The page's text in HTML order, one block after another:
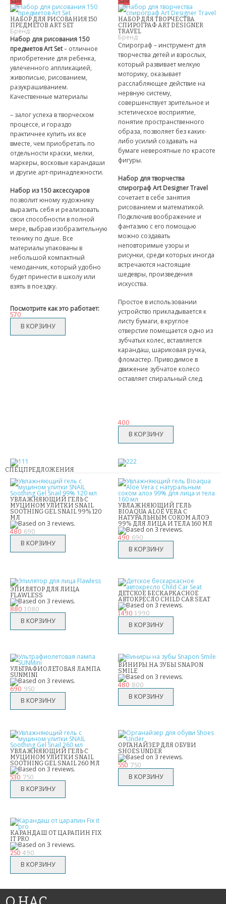
ОХЛАЖДАЮЩИЕ СТАКАНЫ
ШЛАНГИ XHOSE
БУТЫЛКИ ДЛЯ ВОДЫ
ЛАНЧ БОКСЫ ДЛЯ ЕДЫ
ДОЗАТОРЫ
ШЕЙКЕРЫ
КОНДИЦИОНЕРЫ И ВЕНТИЛЯТОРЫ
АВТОАКСЕССУАРЫ
АВТОЭЛЕКТРОНИКА
ВИДЕОРЕГИСТРАТОРЫ
АНТИБЛИКОВЫЕ ОЧКИ
АНТИДОЖДЬ
ДЕРЖАТЕЛИ ДЛЯ ТЕЛЕФОНОВ
СПОРТИВНЫЕ ТОВАРЫ
ТОВАРЫ ДЛЯ ТУРИЗМА
НАДУВНОЙ ДИВАН ЛАМЗАК
НАДУВНЫЕ МАТРАСЫ И КРУГИ
ГАДЖЕТЫ
ДЕТСКИЕ ЧАСЫ С GPS
УМНЫЕ ЧАСЫ SMART WATCH
POWER BANK (ПОВЕР БАНК)
МИНИ КАМЕРЫ
АКСЕССУАРЫ ДЛЯ ТЕЛЕФОНОВ
ПОРТАТИВНЫЕ КОЛОНКИ
ТВ ПРИСТАВКИ
КАРАОКЕ МИКРОФОНЫ
КОЖГАЛАНТЕРЕЯ
ДЛЯ МУЖЧИН
ДЛЯ ДЕВУШЕК
НЕОБЫЧНЫЕ ТОВАРЫ!!!
ТОВАРЫ ДЛЯ ДЕТЕЙ
ПОДАРКИ И СУВЕНИРЫ
ПОДАРКИ ДЛЯ ДЕВУШЕК
НАБОР ДЛЯ РИСОВАНИЯ 150
ПРЕДМЕТОВ ART SET
Бренд:
Набор для рисования 150
предметов Art Set– отличное
приобретение для ребенка,
увлеченного аппликацией,
живописью, рисованием,
разукрашиванием.
Качественные материалы
– залог успеха в творческом
процессе, и гораздо
практичнее купить их все
вместе, чем приобретать по
отдельности краски, мелки,
маркеры, восковые карандаши
и другие арт-принадлежности.
Набор из 150 аксессуаров
позволит юному художнику
выразить себя и реализовать
свои способности в полной
мере, выбрав изобразительную
технику по душе. Все
материалы упакованы в
небольшой компактный
чемоданчик, который удобно
будет принести в школу или
взять в поездку.
Посмотрите как это работает:
570
НАБОР ДЛЯ ТВОРЧЕСТВА
СПИРОГРАФ ART DESIGNER
TRAVEL
Бренд:
Спирограф – инструмент для
творчества детей и взрослых,
который развивает мелкую
моторику, оказывает
расслабляющее действие на
нервную систему,
совершенствует зрительное и
эстетическое восприятие,
понятие пространственного
образа, позволяет без каких-
либо усилий создавать на
бумаге невероятные по красоте
фигуры.
Набор для творчества
спирограф Art Designer Travel
сочетает в себе занятия
рисованием и математикой.
Подключив воображение и
фантазию с его помощью
можно создавать
неповторимые узоры и
рисунки, среди которых иногда
встречаются настоящие
шедевры, произведения
искусства.
Простое в использовании
устройство прикладывается к
листу бумаги, в круглое
отверстие помещается одно из
зубчатых колес, вставляется
карандаш, шариковая ручка,
фломастер. Приводимое в
движение зубчатое колесо
оставляет спиральный след.
400
СПЕЦПРЕДЛОЖЕНИЯ
УВЛАЖНЯЮЩИЙ ГЕЛЬ С
МУЦИНОМ УЛИТКИ SNAIL
SOOTHING GEL SNAIL 99% 120
МЛ
480 690
УВЛАЖНЯЮЩИЙ ГЕЛЬ
BIOAQUA ALOE VERA С
НАТУРАЛЬНЫМ СОКОМ АЛОЭ
99% ДЛЯ ЛИЦА И ТЕЛА 160 МЛ
490 690
ЭПИЛЯТОР ДЛЯ ЛИЦА
FLAWLESS
880 1 080
ДЕТСКОЕ БЕСКАРКАСНОЕ
АВТОКРЕСЛО CHILD CAR SEAT
1 490 1 990
УЛЬТРАФИОЛЕТОВАЯ ЛАМПА
SUNMINI
690 950
ВИНИРЫ НА ЗУБЫ SNAPON
SMILE
480 800
УВЛАЖНЯЮЩИЙ ГЕЛЬ С
МУЦИНОМ УЛИТКИ SNAIL
SOOTHING GEL SNAIL 260 МЛ
530 750
ОРГАНАЙЗЕР ДЛЯ ОБУВИ
SHOES UNDER
550 750
КАРАНДАШ ОТ ЦАРАПИН FIX
IT PRO
250 490